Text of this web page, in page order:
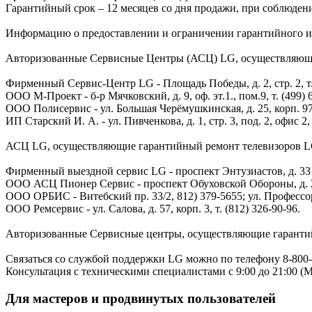
Гарантийный срок – 12 месяцев со дня продажи, при
Информацию о предоставлении и ограничении гарантийного
Авторизованные Сервисные Центры (АСЦ) LG,
Фирменный Сервис-Центр LG - Площадь Победы, д. 2, стр. 2,
ООО М-Проект - б-р Мячковский, д. 9, оф. эт.1., пом.9, т. (499)
ООО Полисервис - ул. Большая Черёмушкинская, д. 25, корп.
ИП Старский И. А. - ул. Пивченкова, д. 1, стр. 3, под. 2, офис 2,
АСЦ LG, осуществляющие гарантийный ремонт телевизоров
Фирменный выездной сервис LG - проспект Энтузиастов, д.
ООО АСЦ Пионер Сервис - проспект Обуховской Обороны, д.
ООО ОРБИС - Витебский пр. 33/2, 812) 379-5655; ул.
ООО Ремсервис - ул. Салова, д. 57, корп. 3, т. (812) 326-90-96.
Авторизованные Сервисные центры, осуществляющие
Связаться со службой поддержки LG можно по телефону 8-
Консультация с техническими специалистами с 9:00 до 21:00
Для мастеров и продвинутых пользователей